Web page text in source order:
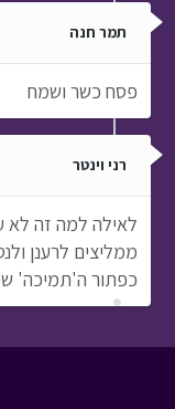
תמר חנה
פסח כשר ושמח
רני וינטר
לאילה למה זה לא
ממליצים לרענן
כפתור ה'תמיכה'